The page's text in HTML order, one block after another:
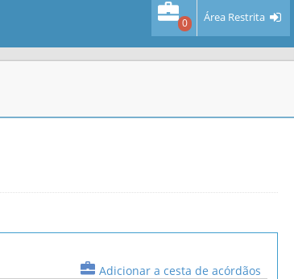
0 Área Restrita
Adicionar a cesta de acórdãos